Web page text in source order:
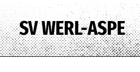
SV WERL-ASPE